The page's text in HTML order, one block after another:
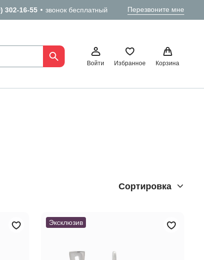
302-16-55 звонок бесплатный Перезвоните мне
Войти Избранное Корзина
Сортировка
Эксклюзив